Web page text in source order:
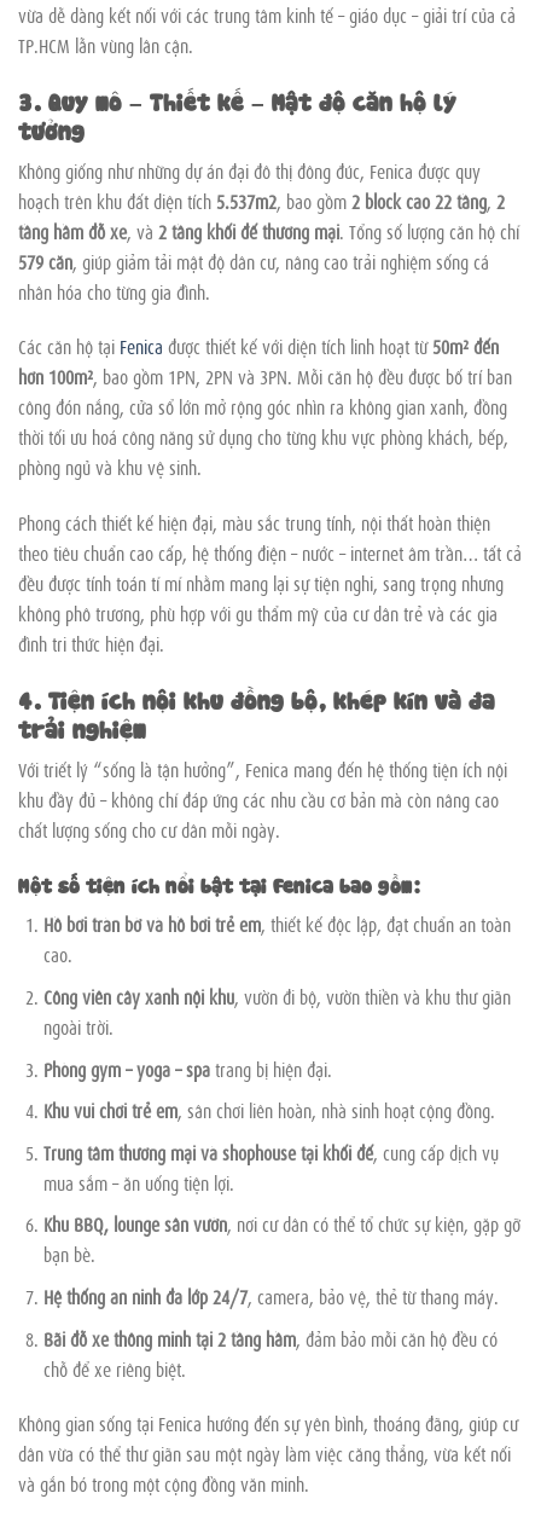
vừa dễ dàng kết nối với các trung tâm kinh tế – giáo dục – giải trí của cả
TP.HCM lẫn vùng lân cận.
3. Quy mô – Thiết kế – Mật độ căn hộ lý
tưởng
Không giống như những dự án đại đô thị đông đúc, Fenica được quy
hoạch trên khu đất diện tích 5.537m2, bao gồm 2 block cao 22 tầng, 2
tầng hầm đỗ xe, và 2 tầng khối đế thương mại. Tổng số lượng căn hộ chỉ
579 căn, giúp giảm tải mật độ dân cư, nâng cao trải nghiệm sống cá
nhân hóa cho từng gia đình.
Các căn hộ tại Fenica được thiết kế với diện tích linh hoạt từ50m² đến
hơn 100m², bao gồm 1PN, 2PN và 3PN. Mỗi căn hộ đều được bố trí ban
công đón nắng, cửa sổ lớn mở rộng góc nhìn ra không gian xanh, đồng
thời tối ưu hoá công năng sử dụng cho từng khu vực phòng khách, bếp,
phòng ngủ và khu vệ sinh.
Phong cách thiết kế hiện đại, màu sắc trung tính, nội thất hoàn thiện
theo tiêu chuẩn cao cấp, hệ thống điện – nước – internet âm trần… tất cả
đều được tính toán tỉ mỉ nhằm mang lại sự tiện nghi, sang trọng nhưng
không phô trương, phù hợp với gu thẩm mỹ của cư dân trẻ và các gia
đình tri thức hiện đại.
4. Tiện ích nội khu đồng bộ, khép kín và đa
trải nghiệm
Với triết lý “sống là tận hưởng”, Fenica mang đến hệ thống tiện ích nội
khu đầy đủ – không chỉ đáp ứng các nhu cầu cơ bản mà còn nâng cao
chất lượng sống cho cư dân mỗi ngày.
Một số tiện ích nổi bật tại Fenica bao gồm:
Hồ bơi tràn bờ và hồ bơi trẻ em, thiết kế độc lập, đạt chuẩn an toàn
cao.
Công viên cây xanh nội khu, vườn đi bộ, vườn thiền và khu thư giãn
ngoài trời.
Phòng gym – yoga – spatrang bị hiện đại.
Khu vui chơi trẻ em, sân chơi liên hoàn, nhà sinh hoạt cộng đồng.
Trung tâm thương mại và shophouse tại khối đế, cung cấp dịch vụ
mua sắm – ăn uống tiện lợi.
Khu BBQ, lounge sân vườn, nơi cư dân có thể tổ chức sự kiện, gặp gỡ
bạn bè.
Hệ thống an ninh đa lớp 24/7, camera, bảo vệ, thẻ từ thang máy.
Bãi đỗ xe thông minh tại 2 tầng hầm, đảm bảo mỗi căn hộ đều có
chỗ để xe riêng biệt.
Không gian sống tại Fenica hướng đến sự yên bình, thoáng đãng, giúp cư
dân vừa có thể thư giãn sau một ngày làm việc căng thẳng, vừa kết nối
và gắn bó trong một cộng đồng văn minh.